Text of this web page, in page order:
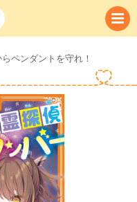
ペンダントを守れ！